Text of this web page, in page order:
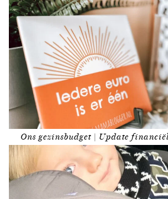
Ons gezinsbudget | Update